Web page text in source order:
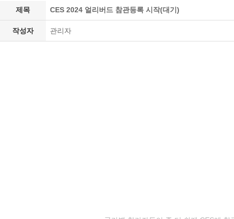
제목 CES 2024 얼리버드 참관등록 시작(대기)
작성자 관리자